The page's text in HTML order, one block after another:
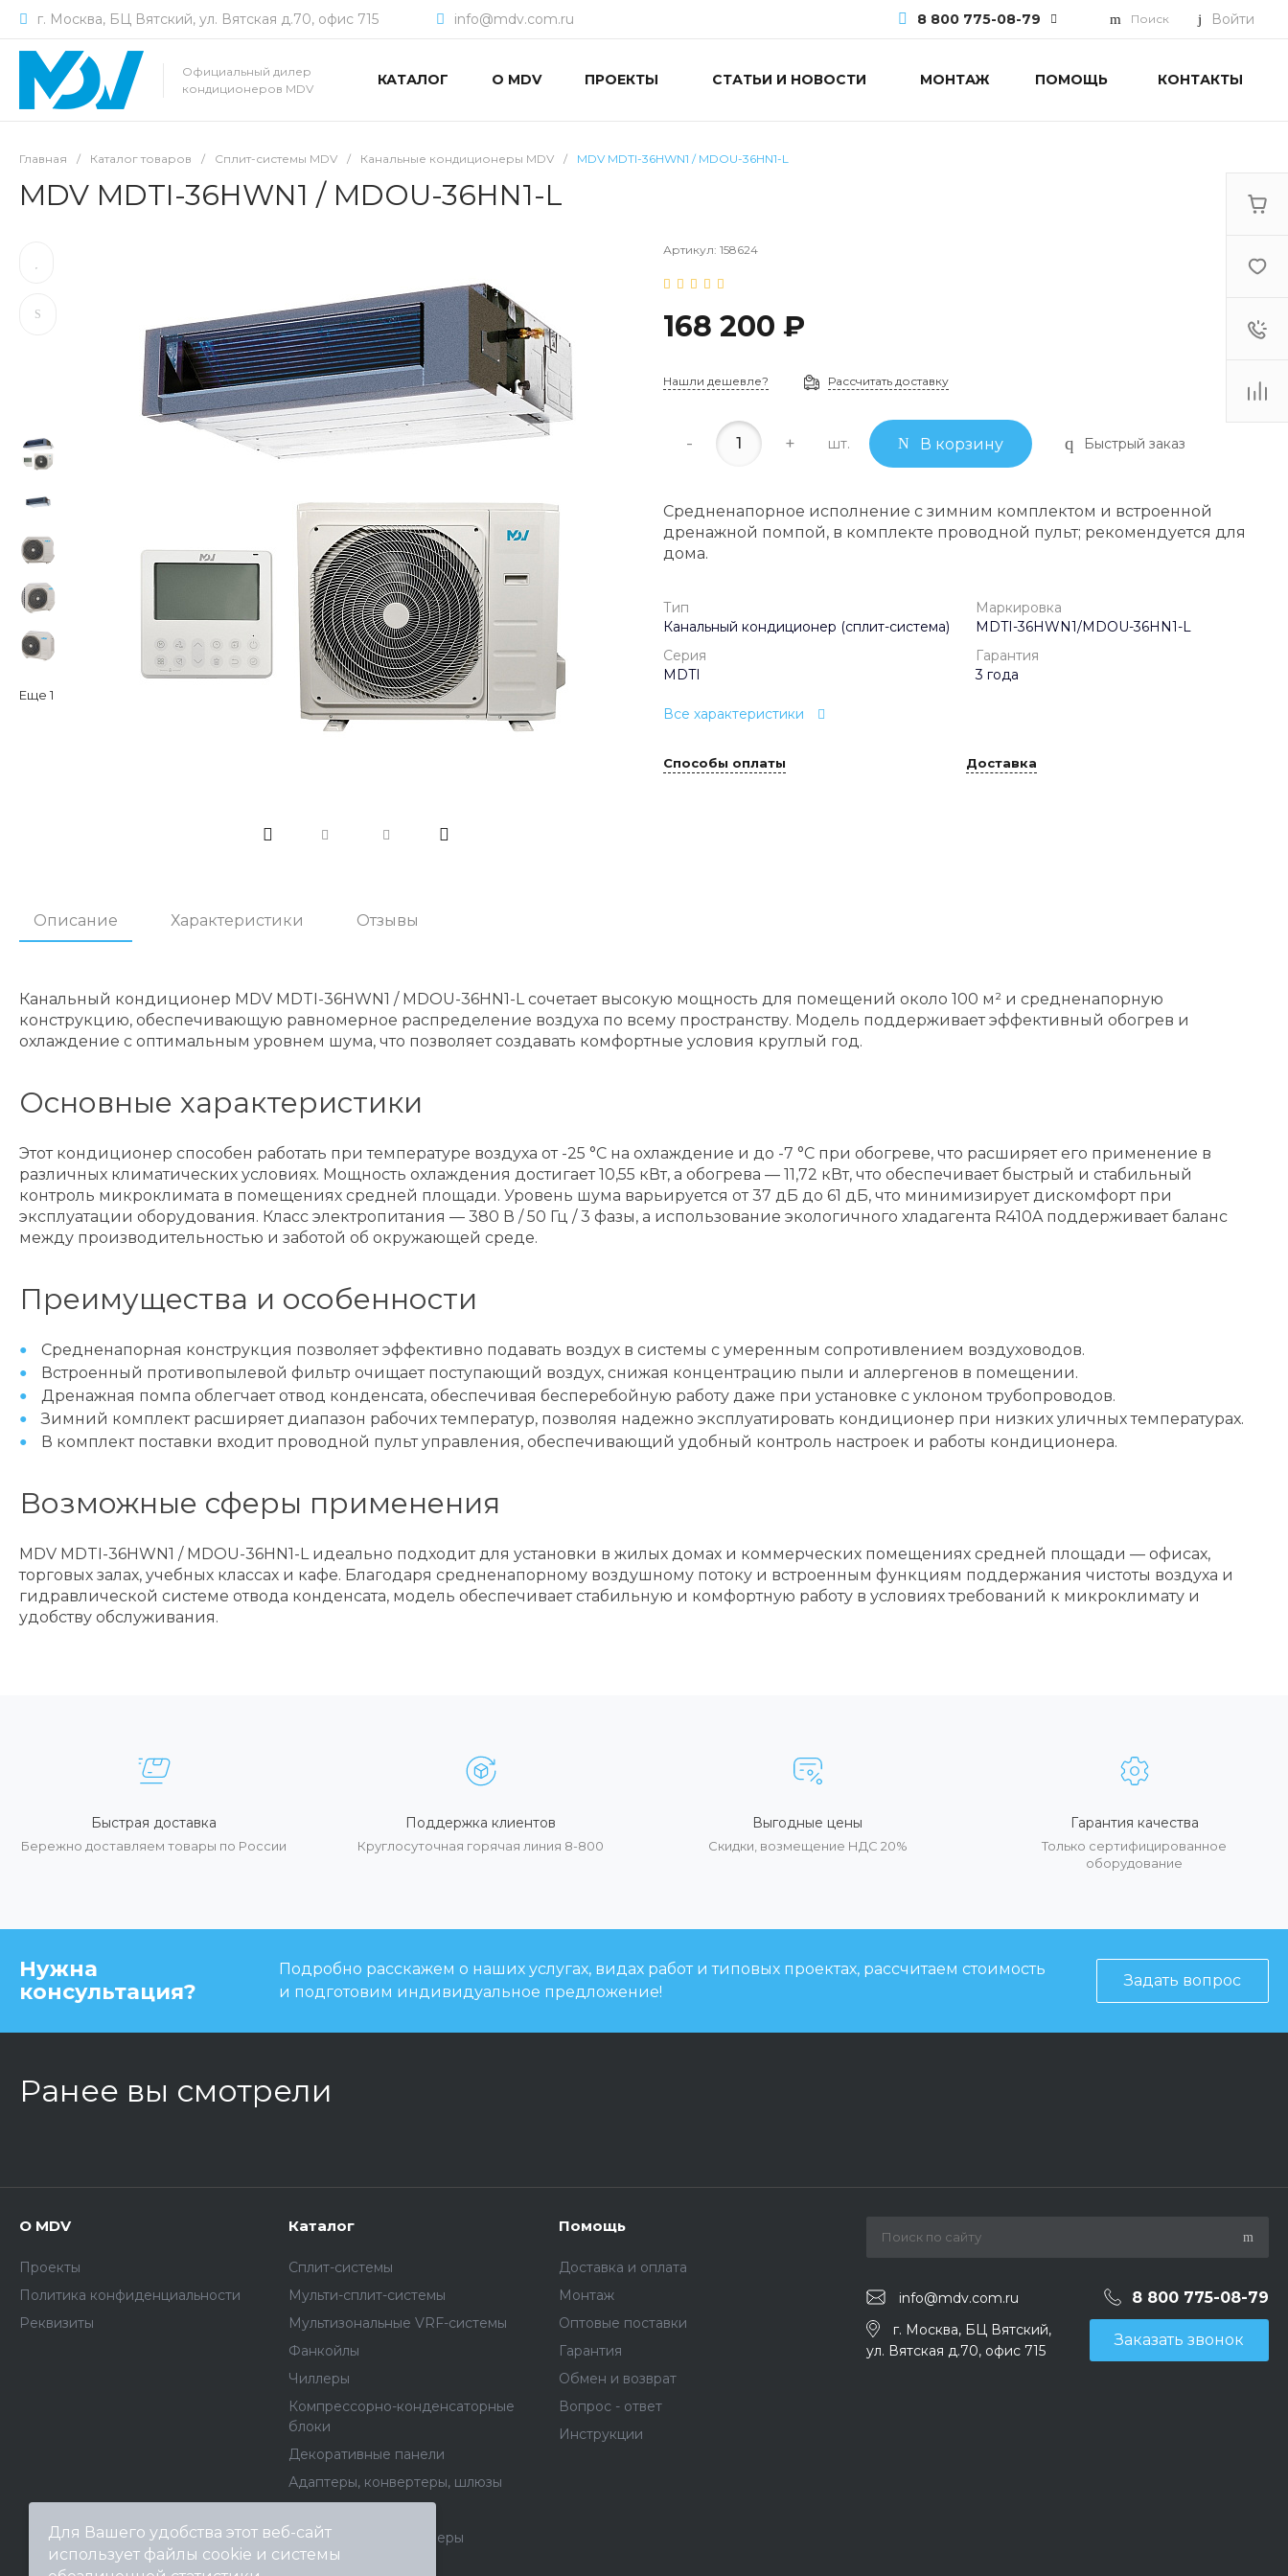
г. Москва, БЦ Вятский, ул. Вятская д.70, офис 715 info@mdv.com.ru 8 800 775-08-79 Поиск Войти
Официальный дилер
кондиционеров MDV
КАТАЛОГ О MDV ПРОЕКТЫ СТАТЬИ И НОВОСТИ МОНТАЖ ПОМОЩЬ КОНТАКТЫ
Главная / Каталог товаров / Сплит-системы MDV / Канальные кондиционеры MDV / MDV MDTI-36HWN1 / MDOU-36HN1-L
MDV MDTI-36HWN1 / MDOU-36HN1-L
Еще 1
Артикул: 158624
168 200 ₽
Нашли дешевле? Рассчитать доставку
- + шт. В корзину Быстрый заказ
Средненапорное исполнение с зимним комплектом и встроенной
дренажной помпой, в комплекте проводной пульт; рекомендуется для
дома.
Тип
Канальный кондиционер (сплит-система)
Маркировка
MDTI-36HWN1/MDOU-36HN1-L
Серия
MDTI
Гарантия
3 года
Все характеристики
Способы оплаты Доставка
Описание Характеристики Отзывы
Канальный кондиционер MDV MDTI-36HWN1 / MDOU-36HN1-L сочетает высокую мощность для помещений около 100 м² и средненапорную
конструкцию, обеспечивающую равномерное распределение воздуха по всему пространству. Модель поддерживает эффективный обогрев и
охлаждение с оптимальным уровнем шума, что позволяет создавать комфортные условия круглый год.
Основные характеристики
Этот кондиционер способен работать при температуре воздуха от -25 °C на охлаждение и до -7 °C при обогреве, что расширяет его применение в
различных климатических условиях. Мощность охлаждения достигает 10,55 кВт, а обогрева — 11,72 кВт, что обеспечивает быстрый и стабильный
контроль микроклимата в помещениях средней площади. Уровень шума варьируется от 37 дБ до 61 дБ, что минимизирует дискомфорт при
эксплуатации оборудования. Класс электропитания — 380 В / 50 Гц / 3 фазы, а использование экологичного хладагента R410A поддерживает баланс
между производительностью и заботой об окружающей среде.
Преимущества и особенности
Средненапорная конструкция позволяет эффективно подавать воздух в системы с умеренным сопротивлением воздуховодов.
Встроенный противопылевой фильтр очищает поступающий воздух, снижая концентрацию пыли и аллергенов в помещении.
Дренажная помпа облегчает отвод конденсата, обеспечивая бесперебойную работу даже при установке с уклоном трубопроводов.
Зимний комплект расширяет диапазон рабочих температур, позволяя надежно эксплуатировать кондиционер при низких уличных температурах.
В комплект поставки входит проводной пульт управления, обеспечивающий удобный контроль настроек и работы кондиционера.
Возможные сферы применения
MDV MDTI-36HWN1 / MDOU-36HN1-L идеально подходит для установки в жилых домах и коммерческих помещениях средней площади — офисах,
торговых залах, учебных классах и кафе. Благодаря средненапорному воздушному потоку и встроенным функциям поддержания чистоты воздуха и
гидравлической системе отвода конденсата, модель обеспечивает стабильную и комфортную работу в условиях требований к микроклимату и
удобству обслуживания.
Быстрая доставка
Бережно доставляем товары по России
Поддержка клиентов
Круглосуточная горячая линия 8-800
Выгодные цены
Скидки, возмещение НДС 20%
Гарантия качества
Только сертифицированное
оборудование
Нужна
консультация?
Подробно расскажем о наших услугах, видах работ и типовых проектах, рассчитаем стоимость
и подготовим индивидуальное предложение!
Задать вопрос
Ранее вы смотрели
О MDV
Проекты
Политика конфиденциальности
Реквизиты
Каталог
Сплит-системы
Мульти-сплит-системы
Мультизональные VRF-системы
Фанкойлы
Чиллеры
Компрессорно-конденсаторные
блоки
Декоративные панели
Адаптеры, конвертеры, шлюзы
Крышные кондиционеры
Тепловые насосы
Помощь
Доставка и оплата
Монтаж
Оптовые поставки
Гарантия
Обмен и возврат
Вопрос - ответ
Инструкции
info@mdv.com.ru 8 800 775-08-79
г. Москва, БЦ Вятский,
ул. Вятская д.70, офис 715
Заказать звонок
Для Вашего удобства этот веб-сайт
использует файлы cookie и системы